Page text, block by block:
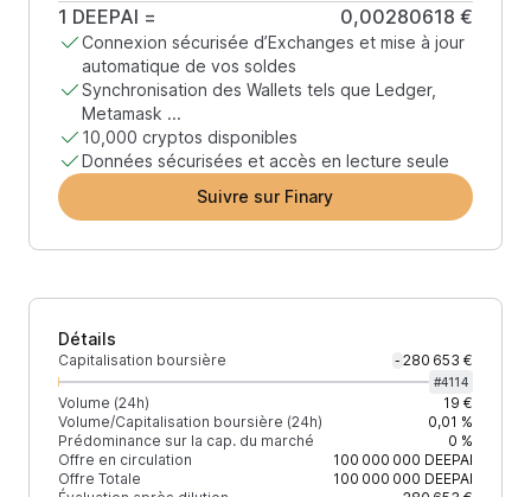
1 DEEPAI = 0,00280618 €
Connexion sécurisée d’Exchanges et mise à jour
automatique de vos soldes
Synchronisation des Wallets tels que Ledger,
Metamask ...
10,000 cryptos disponibles
Données sécurisées et accès en lecture seule
Suivre sur Finary
Détails
Capitalisation boursière - 280 653 €
#4114
Volume (24h)
19 €
Volume/Capitalisation boursière (24h)
0,01 %
Prédominance sur la cap. du marché
0 %
Offre en circulation
100 000 000 DEEPAI
Offre Totale
100 000 000 DEEPAI